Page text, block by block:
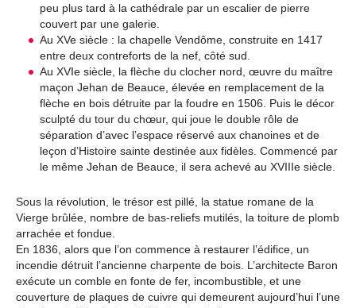
peu plus tard à la cathédrale par un escalier de pierre
couvert par une galerie.
Au XVe siècle : la chapelle Vendôme, construite en 1417
entre deux contreforts de la nef, côté sud.
Au XVIe siècle, la flèche du clocher nord, œuvre du maître
maçon Jehan de Beauce, élevée en remplacement de la
flèche en bois détruite par la foudre en 1506. Puis le décor
sculpté du tour du chœur, qui joue le double rôle de
séparation d’avec l’espace réservé aux chanoines et de
leçon d’Histoire sainte destinée aux fidèles. Commencé par
le même Jehan de Beauce, il sera achevé au XVIIIe siècle.
Sous la révolution, le trésor est pillé, la statue romane de la
Vierge brûlée, nombre de bas-reliefs mutilés, la toiture de plomb
arrachée et fondue.
En 1836, alors que l’on commence à restaurer l’édifice, un
incendie détruit l’ancienne charpente de bois. L’architecte Baron
exécute un comble en fonte de fer, incombustible, et une
couverture de plaques de cuivre qui demeurent aujourd’hui l’une